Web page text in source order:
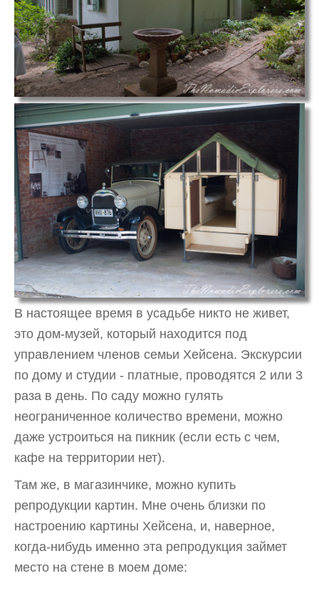
В настоящее время в усадьбе никто не живет,
это дом-музей, который находится под
управлением членов семьи Хейсена. Экскурсии
по дому и студии - платные, проводятся 2 или 3
раза в день. По саду можно гулять
неограниченное количество времени, можно
даже устроиться на пикник (если есть с чем,
кафе на территории нет).
Там же, в магазинчике, можно купить
репродукции картин. Мне очень близки по
настроению картины Хейсена, и, наверное,
когда-нибудь именно эта репродукция займет
место на стене в моем доме: